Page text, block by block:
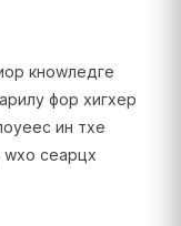
кноwледге
фор хигхер
ин тхе
сеарцх